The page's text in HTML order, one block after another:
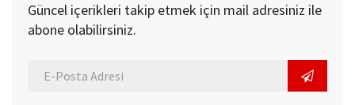
Güncel içerikleri takip etmek için mail adresiniz ile
abone olabilirsiniz.